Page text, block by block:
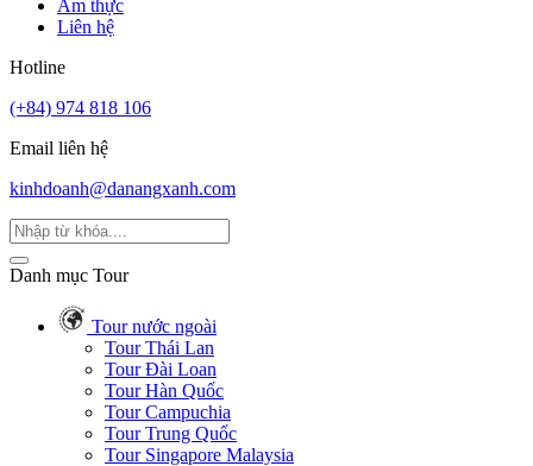
Ẩm thực
Liên hệ
Hotline
(+84) 974 818 106
Email liên hệ
kinhdoanh@danangxanh.com
Danh mục Tour
Tour nước ngoài
Tour Thái Lan
Tour Đài Loan
Tour Hàn Quốc
Tour Campuchia
Tour Trung Quốc
Tour Singapore Malaysia